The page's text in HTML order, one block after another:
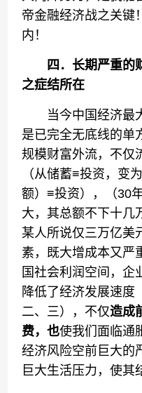
帝金融经济战之关键
内！
四．长期严重的
之症结所在
当今中国经济最大
是已完全无底线的单
规模财富外流，不仅
（从储蓄≡投资，变
额）≡投资），（30
大，其总额不下十几
某人所说仅三万亿美
素，既大增成本又严
国社会利润空间，企
降低了经济发展速度
二、三），不仅造成
费，也使我们面临通
经济风险空前巨大的
巨大生活压力，使其